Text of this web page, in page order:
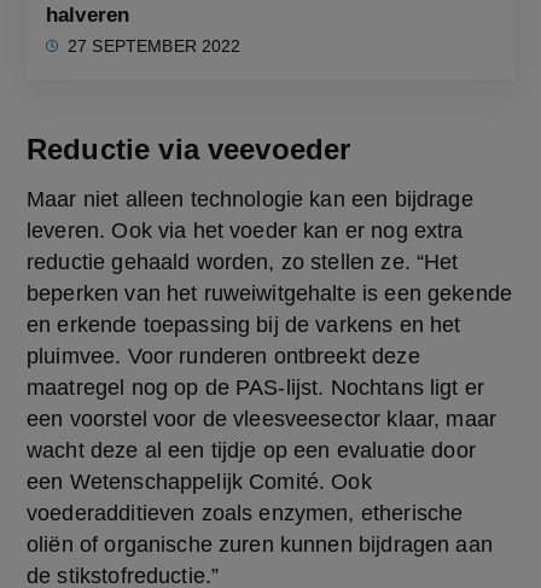
halveren
27 SEPTEMBER 2022
Reductie via veevoeder
Maar niet alleen technologie kan een bijdrage
leveren. Ook via het voeder kan er nog extra
reductie gehaald worden, zo stellen ze. “Het
beperken van het ruweiwitgehalte is een gekende
en erkende toepassing bij de varkens en het
pluimvee. Voor runderen ontbreekt deze
maatregel nog op de PAS-lijst. Nochtans ligt er
een voorstel voor de vleesveesector klaar, maar
wacht deze al een tijdje op een evaluatie door
een Wetenschappelijk Comité. Ook
voederadditieven zoals enzymen, etherische
oliën of organische zuren kunnen bijdragen aan
de stikstofreductie.”